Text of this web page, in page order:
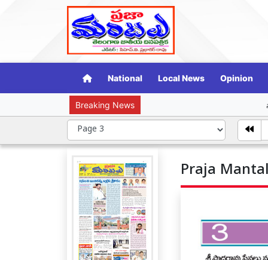
National Local News Opinion
Breaking News సామాజిక న్యాయ
Praja